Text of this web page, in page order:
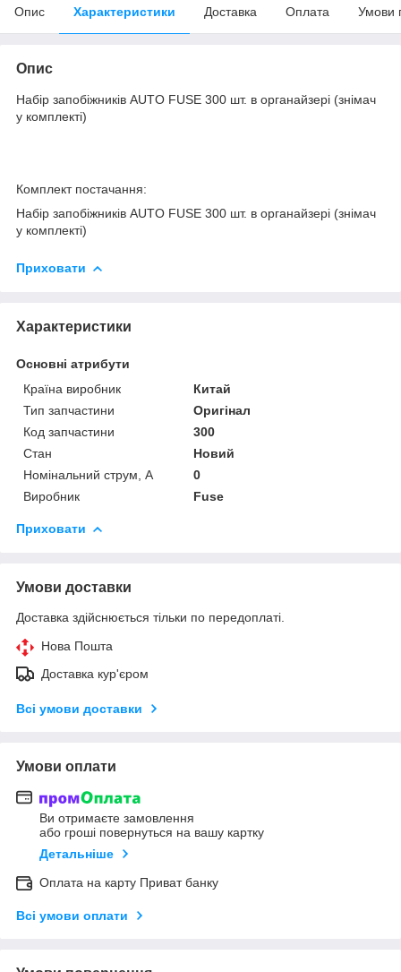
Опис Характеристики Доставка Оплата Умови
Опис
Набір запобіжників AUTO FUSE 300 шт. в органайзері (знімач
у комплекті)
Комплект постачання:
Набір запобіжників AUTO FUSE 300 шт. в органайзері (знімач
у комплекті)
Приховати
Характеристики
Основні атрибути
Країна виробник
Китай
Тип запчастини
Оригінал
Код запчастини
300
Стан
Новий
Номінальний струм, А
0
Виробник
Fuse
Приховати
Умови доставки
Доставка здійснюється тільки по передоплаті.
Нова Пошта
Доставка кур'єром
Всі умови доставки
Умови оплати
Ви отримаєте замовлення
або гроші повернуться на вашу картку
Детальніше
Оплата на карту Приват банку
Всі умови оплати